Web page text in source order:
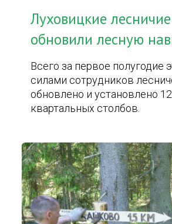
Луховицкие лесничие
обновили лесную
Всего за первое полугодие
силами сотрудников
обновлено и установлено 12
квартальных столбов.